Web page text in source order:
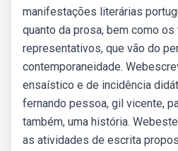
manifestações literárias
quanto da prosa, bem como
representativos, que vão do
contemporaneidade.
ensaístico e de incidência
fernando pessoa, gil vicente,
também, uma história.
as atividades de escrita